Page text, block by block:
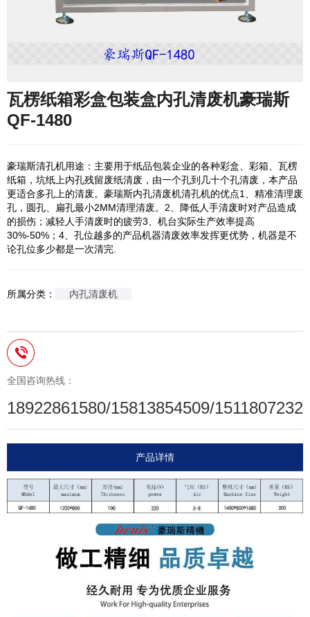
瓦楞纸箱彩盒包装盒内孔清废机豪瑞斯
QF-1480
豪瑞斯清孔机用途：主要用于纸品包装企业的各种彩盒、彩箱、瓦楞
纸箱，坑纸上内孔残留废纸清废，由一个孔到几十个孔清废，本产品
更适合多孔上的清废。豪瑞斯内孔清废机清孔机的优点1、精准清理废
孔，圆孔、扁孔最小2MM清理清废。2、降低人手清废时对产品造成
的损伤；减轻人手清废时的疲劳3、机台实际生产效率提高
30%-50%；4、孔位越多的产品机器清废效率发挥更优势，机器是不
论孔位多少都是一次清完.
所属分类： 内孔清废机
全国咨询热线：
18922861580/15813854509/
产品详情